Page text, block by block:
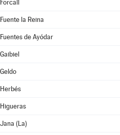
Forcall
Fuente la Reina
Fuentes de Ayódar
Gaibiel
Geldo
Herbés
Higueras
Jana (La)